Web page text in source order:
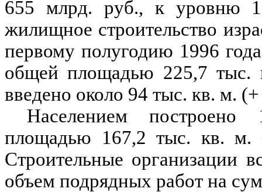
655 млрд. руб., к уровню
жилищное строительство
первому полугодию 1996
общей площадью 225,7 тыс.
введено около 94 тыс. кв. м.
Населением
площадью 167,2 тыс. кв.
Строительные организации
объем подрядных работ на